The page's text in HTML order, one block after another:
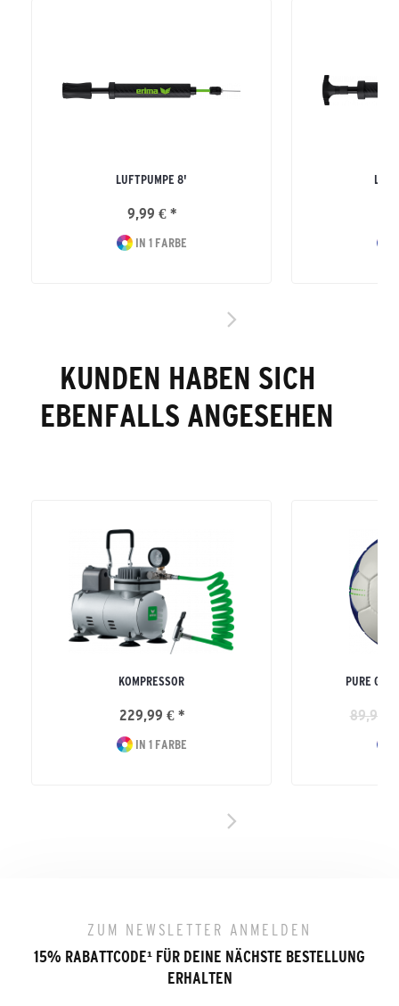
LUFTPUMPE 8'
9,99 € *
IN 1 FARBE
KUNDEN HABEN SICH
EBENFALLS ANGESEHEN
KOMPRESSOR
229,99 € *
IN 1 FARBE
PURE
89,99
ZUM NEWSLETTER ANMELDEN
15% RABATTCODE¹ FÜR DEINE NÄCHSTE BESTELLUNG
ERHALTEN